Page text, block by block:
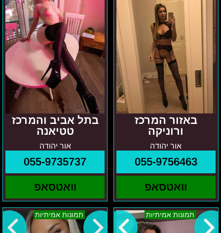
באזור המרכז
ורוניקה
אור יהודה
055-9756463
וואטסאפ
בתל אביב והמרכז
טטיאנה
אור יהודה
055-9735737
וואטסאפ
תמונות אמיתיות
ניקיטה
מרכז
תמונות אמיתיות
מילה-
בתל
אביב